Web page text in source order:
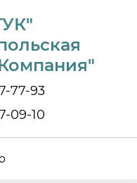
77-93
09-10